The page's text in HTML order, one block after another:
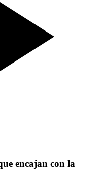
encajan con la